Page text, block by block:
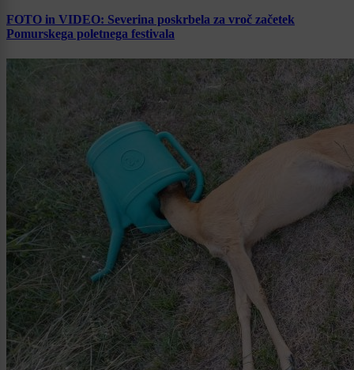
FOTO in VIDEO: Severina poskrbela za vroč začetek
Pomurskega poletnega festivala